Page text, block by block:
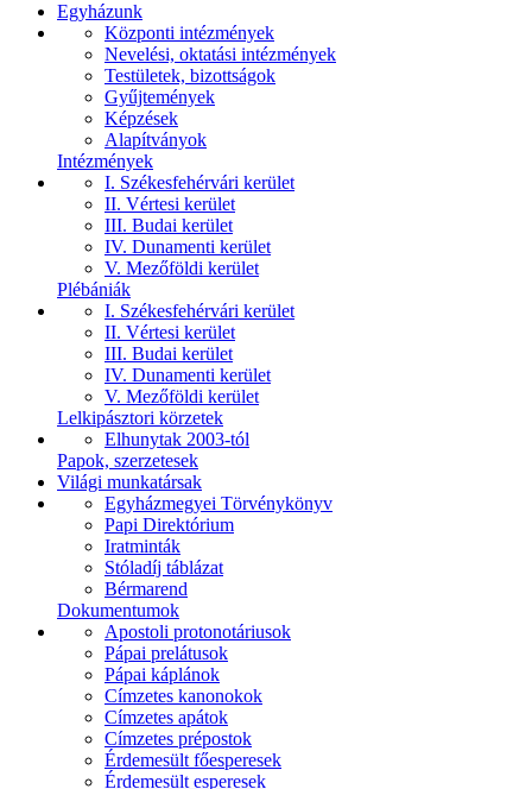
Egyházunk
Központi intézmények
Nevelési, oktatási intézmények
Testületek, bizottságok
Gyűjtemények
Képzések
Alapítványok
Intézmények
I. Székesfehérvári kerület
II. Vértesi kerület
III. Budai kerület
IV. Dunamenti kerület
V. Mezőföldi kerület
Plébániák
I. Székesfehérvári kerület
II. Vértesi kerület
III. Budai kerület
IV. Dunamenti kerület
V. Mezőföldi kerület
Lelkipásztori körzetek
Elhunytak 2003-tól
Papok, szerzetesek
Világi munkatársak
Egyházmegyei Törvénykönyv
Papi Direktórium
Iratminták
Stóladíj táblázat
Bérmarend
Dokumentumok
Apostoli protonotáriusok
Pápai prelátusok
Pápai káplánok
Címzetes kanonokok
Címzetes apátok
Címzetes prépostok
Érdemesült főesperesek
Érdemesült esperesek